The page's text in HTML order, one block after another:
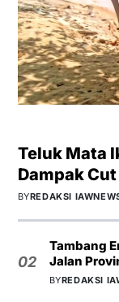
Teluk Mata
Dampak
BYREDAKSI
02
Tambang
Jalan
BYREDAKSI